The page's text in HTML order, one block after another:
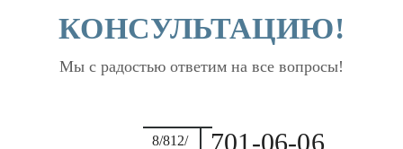
КОНСУЛЬТАЦИЮ!
Мы с радостью ответим на все вопросы!
8/812/ 701-06-06